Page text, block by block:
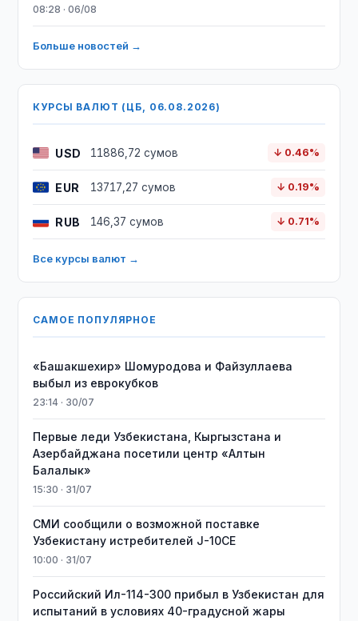
08:28 · 06/08
Больше новостей →
КУРСЫ ВАЛЮТ (ЦБ, 06.08.2026)
USD 11886,72 сумов ↓ 0.46%
EUR 13717,27 сумов ↓ 0.19%
RUB 146,37 сумов ↓ 0.71%
Все курсы валют →
САМОЕ ПОПУЛЯРНОЕ
«Башакшехир» Шомуродова и Файзуллаева
выбыл из еврокубков
23:14 · 30/07
Первые леди Узбекистана, Кыргызстана и
Азербайджана посетили центр «Алтын
Балалык»
15:30 · 31/07
СМИ сообщили о возможной поставке
Узбекистану истребителей J-10CE
10:00 · 31/07
Российский Ил-114-300 прибыл в Узбекистан для
испытаний в условиях 40-градусной жары